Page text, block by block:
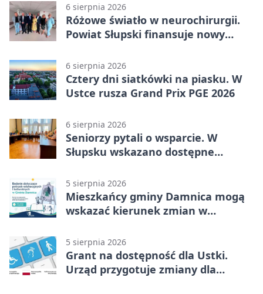
6 sierpnia 2026
Różowe światło w neurochirurgii.
Powiat Słupski finansuje nowy
6 sierpnia 2026
Cztery dni siatkówki na piasku. W
Ustce rusza Grand Prix PGE 2026
6 sierpnia 2026
Seniorzy pytali o wsparcie. W
Słupsku wskazano dostępne
5 sierpnia 2026
Mieszkańcy gminy Damnica mogą
wskazać kierunek zmian w
5 sierpnia 2026
Grant na dostępność dla Ustki.
Urząd przygotuje zmiany dla